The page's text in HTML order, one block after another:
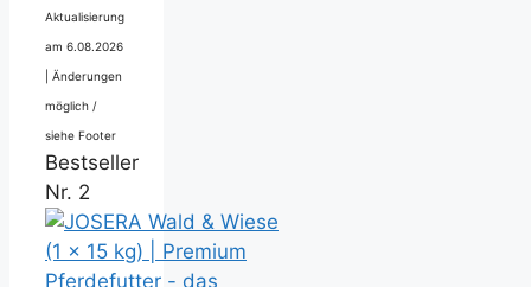
Aktualisierung
am 6.08.2026
Änderungen
möglich /
siehe Footer
Bestseller
Nr. 2